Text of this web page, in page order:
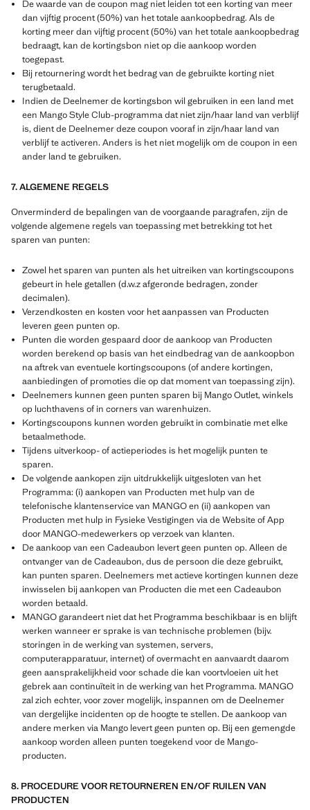
De waarde van de coupon mag niet leiden tot een korting van meer
dan vijftig procent (50%) van het totale aankoopbedrag. Als de
korting meer dan vijftig procent (50%) van het totale aankoopbedrag
bedraagt, kan de kortingsbon niet op die aankoop worden
toegepast.
Bij retournering wordt het bedrag van de gebruikte korting niet
terugbetaald.
Indien de Deelnemer de kortingsbon wil gebruiken in een land met
een Mango Style Club-programma dat niet zijn/haar land van verblijf
is, dient de Deelnemer deze coupon vooraf in zijn/haar land van
verblijf te activeren. Anders is het niet mogelijk om de coupon in een
ander land te gebruiken.
7. ALGEMENE REGELS
Onverminderd de bepalingen van de voorgaande paragrafen, zijn de
volgende algemene regels van toepassing met betrekking tot het
sparen van punten:
Zowel het sparen van punten als het uitreiken van kortingscoupons
gebeurt in hele getallen (d.w.z afgeronde bedragen, zonder
decimalen).
Verzendkosten en kosten voor het aanpassen van Producten
leveren geen punten op.
Punten die worden gespaard door de aankoop van Producten
worden berekend op basis van het eindbedrag van de aankoopbon
na aftrek van eventuele kortingscoupons (of andere kortingen,
aanbiedingen of promoties die op dat moment van toepassing zijn).
Deelnemers kunnen geen punten sparen bij Mango Outlet, winkels
op luchthavens of in corners van warenhuizen.
Kortingscoupons kunnen worden gebruikt in combinatie met elke
betaalmethode.
Tijdens uitverkoop- of actieperiodes is het mogelijk punten te
sparen.
De volgende aankopen zijn uitdrukkelijk uitgesloten van het
Programma: (i) aankopen van Producten met hulp van de
telefonische klantenservice van MANGO en (ii) aankopen van
Producten met hulp in Fysieke Vestigingen via de Website of App
door MANGO-medewerkers op verzoek van klanten.
De aankoop van een Cadeaubon levert geen punten op. Alleen de
ontvanger van de Cadeaubon, dus de persoon die deze gebruikt,
kan punten sparen. Deelnemers met actieve kortingen kunnen deze
inwisselen bij aankopen van Producten die met een Cadeaubon
worden betaald.
MANGO garandeert niet dat het Programma beschikbaar is en blijft
werken wanneer er sprake is van technische problemen (bijv.
storingen in de werking van systemen, servers,
computerapparatuur, internet) of overmacht en aanvaardt daarom
geen aansprakelijkheid voor schade die kan voortvloeien uit het
gebrek aan continuïteit in de werking van het Programma. MANGO
zal zich echter, voor zover mogelijk, inspannen om de Deelnemer
van dergelijke incidenten op de hoogte te stellen. De aankoop van
andere merken via Mango levert geen punten op. Bij een gemengde
aankoop worden alleen punten toegekend voor de Mango-
producten.
8. PROCEDURE VOOR RETOURNEREN EN/OF RUILEN VAN
PRODUCTEN